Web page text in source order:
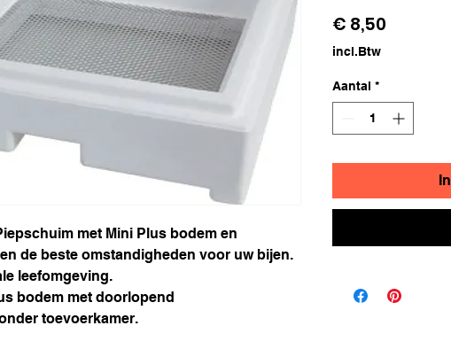
met Mini Plus bodem en
de beste omstandigheden voor uw bijen.
leefomgeving.
bodem met doorlopend
toevoerkamer.
€ 8,50
incl.Btw
Aantal *